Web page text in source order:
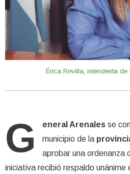
Érica Revilla, intendenta de
G eneral Arenales se
municipio de la
aprobar una ordenanza
iniciativa recibió respaldo unánime